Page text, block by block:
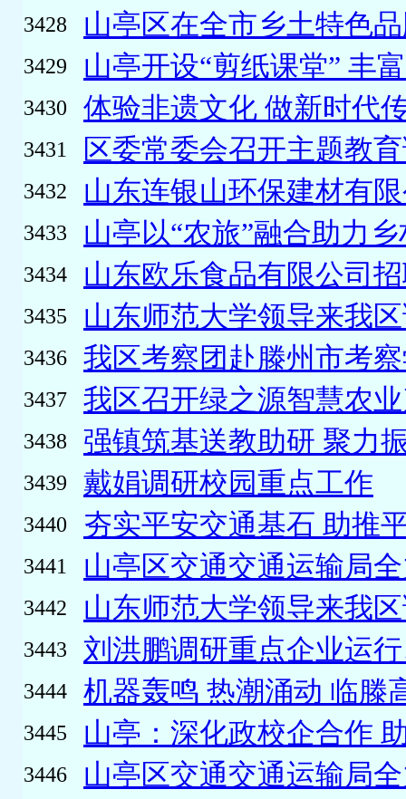
3428 山亭区在全市乡土特色
3429 山亭开设“剪纸课堂” 丰
3430 体验非遗文化 做新时代
3431 区委常委会召开主题教
3432 山东连银山环保建材有
3433 山亭以“农旅”融合助力
3434 山东欧乐食品有限公司
3435 山东师范大学领导来我
3436 我区考察团赴滕州市考
3437 我区召开绿之源智慧农
3438 强镇筑基送教助研 聚力
3439 戴娟调研校园重点工作
3440 夯实平安交通基石 助推
3441 山亭区交通交通运输局
3442 山东师范大学领导来我
3443 刘洪鹏调研重点企业运
3444 机器轰鸣 热潮涌动 临滕
3445 山亭：深化政校企合作
3446 山亭区交通交通运输局